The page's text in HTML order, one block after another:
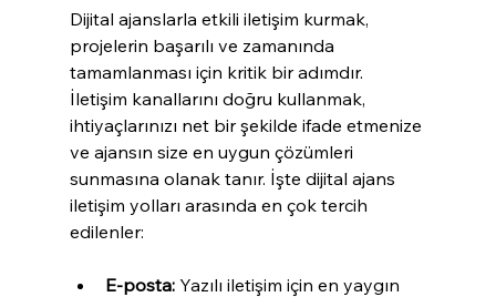
Dijital ajanslarla etkili iletişim kurmak,
projelerin başarılı ve zamanında
tamamlanması için kritik bir adımdır.
İletişim kanallarını doğru kullanmak,
ihtiyaçlarınızı net bir şekilde ifade etmenize
ve ajansın size en uygun çözümleri
sunmasına olanak tanır. İşte dijital ajans
iletişim yolları arasında en çok tercih
edilenler:
E-posta: Yazılı iletişim için en yaygın